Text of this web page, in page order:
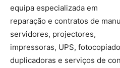
equipa especializada em
reparação e contratos de
servidores, projectores,
impressoras, UPS,
duplicadoras e serviços de